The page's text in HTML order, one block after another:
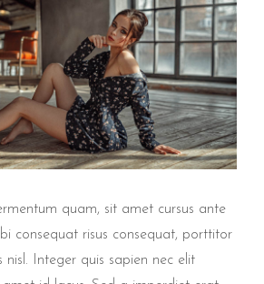
quam, sit amet cursus ante
consequat risus consequat, porttitor
nisl. Integer quis sapien nec elit